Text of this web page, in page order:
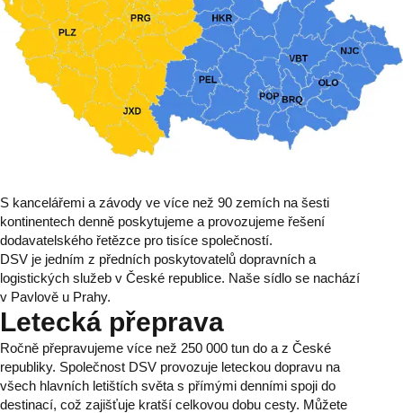
S kancelářemi a závody ve více než 90 zemích na šesti
kontinentech denně poskytujeme a provozujeme řešení
dodavatelského řetězce pro tisíce společností.
DSV je jedním z předních poskytovatelů dopravních a
logistických služeb v České republice. Naše sídlo se nachází
v Pavlově u Prahy.
Letecká přeprava
Ročně přepravujeme více než 250 000 tun do a z České
republiky. Společnost DSV provozuje leteckou dopravu na
všech hlavních letištích světa s přímými denními spoji do
destinací, což zajišťuje kratší celkovou dobu cesty. Můžete